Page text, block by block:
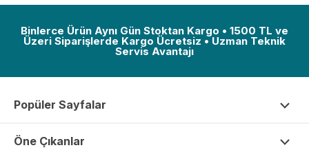
Binlerce Ürün Aynı Gün Stoktan Kargo • 1500 TL ve
Üzeri Siparişlerde Kargo Ücretsiz • Uzman Teknik
Servis Avantajı
Popüler Sayfalar
Öne Çıkanlar